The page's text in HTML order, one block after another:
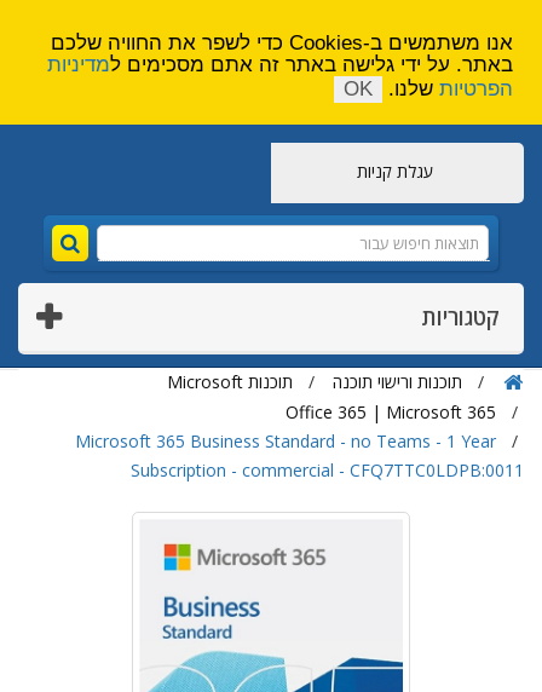
עגלת קניות
קטגוריות
תוכנות ורישוי תוכנה
תוכנות Microsoft
Office 365 | Microsoft 365
Microsoft 365 Business Standard - no Teams - 1 Year
Subscription - commercial - CFQ7TTC0LDPB:0011
אנו משתמשים ב-Cookies כדי לשפר את החוויה שלכם
באתר. על ידי גלישה באתר זה אתם מסכימים למדיניות
הפרטיות שלנו. OK